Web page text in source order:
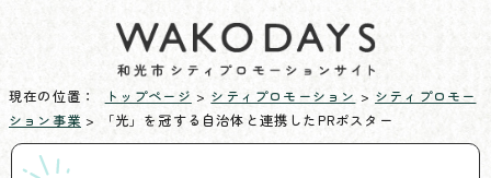
現在の位置： トップページ > シティプロモーション > シティプロモー
ション事業 > 「光」を冠する自治体と連携したPRポスター